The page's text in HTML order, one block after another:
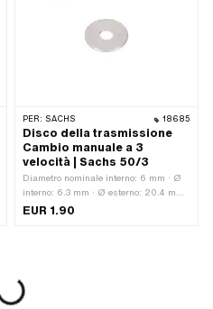
PER: SACHS 18685
Disco della trasmissione
Cambio manuale a 3
velocità | Sachs 50/3
Diametro nominale interno: 6 mm · Ø
interno: 6.3 mm · Ø esterno: 20.4 mm ·
Spessore: 1 mm · Materiale: Alluminio
EUR 1.90